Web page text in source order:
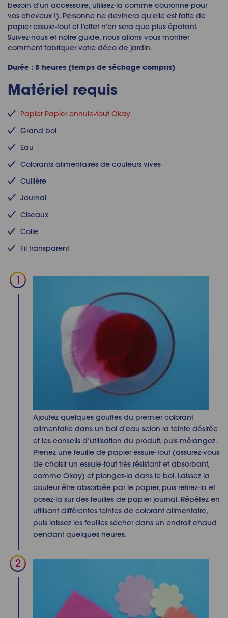
besoin d'un accessoire, utilisez-la comme couronne pour
vos cheveux !). Personne ne devinera qu'elle est faite de
papier essuie-tout et l’effet n’en sera que plus épatant.
Suivez-nous et notre guide, nous allons vous montrer
comment fabriquer votre déco de jardin.
Durée : 5 heures (temps de séchage compris)
Matériel requis
Papier Papier ennuie-tout Okay
Grand bol
Eau
Colorants alimentaires de couleurs vives
Cuillère
Journal
Ciseaux
Colle
Fil transparent
Ajoutez quelques gouttes du premier colorant
alimentaire dans un bol d'eau selon la teinte désirée
et les conseils d’utilisation du produit, puis mélangez.
Prenez une feuille de papier essuie-tout (assurez-vous
de choisir un essuie-tout très résistant et absorbant,
comme Okay) et plongez-la dans le bol. Laissez la
couleur être absorbée par le papier, puis retirez-la et
posez-la sur des feuilles de papier journal. Répétez en
utilisant différentes teintes de colorant alimentaire,
puis laissez les feuilles sécher dans un endroit chaud
pendant quelques heures.